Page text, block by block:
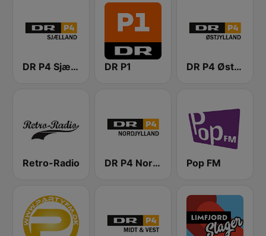
DR P4 Sjælland DR P1 DR P4 Østjyllands
Retro-Radio DR P4 Nordjylland Pop FM